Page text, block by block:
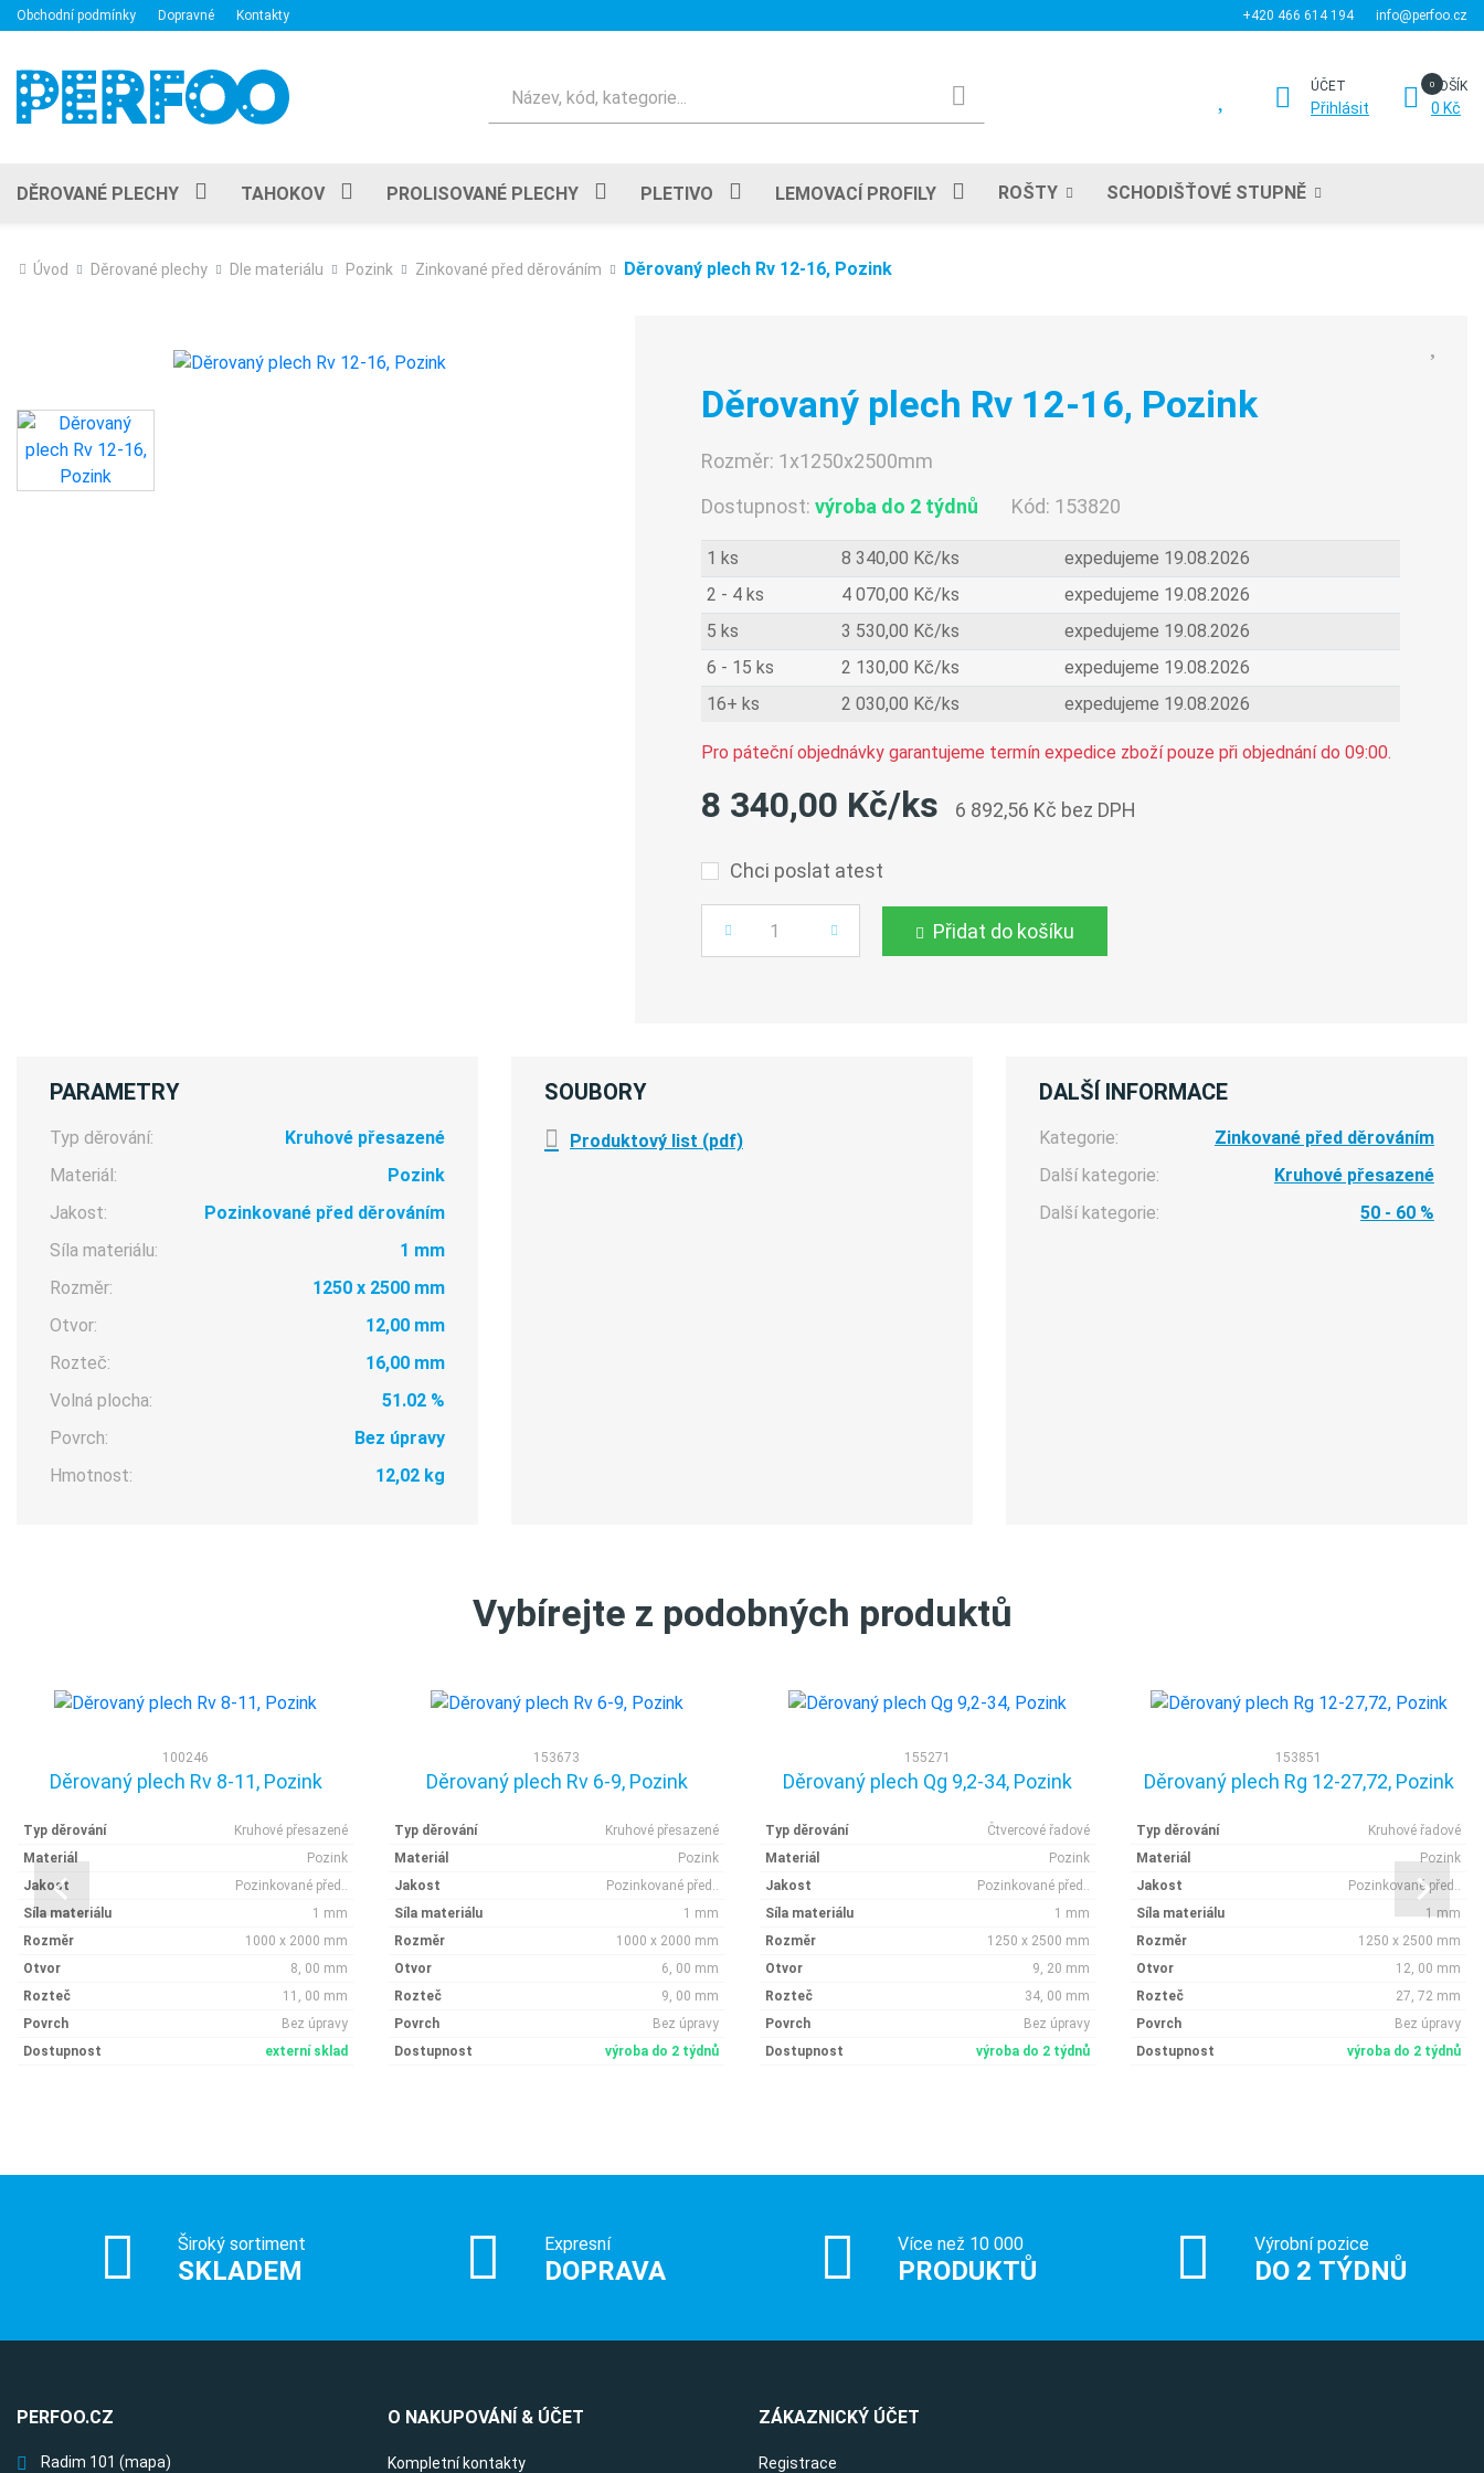
Obchodní podmínky Dopravné Kontakty +420 466 614 194 info@perfoo.cz
ÚČET
Přihlásit
KOŠÍK
0 Kč
DĚROVANÉ PLECHY TAHOKOV PROLISOVANÉ PLECHY PLETIVO LEMOVACÍ PROFILY ROŠTY SCHODIŠŤOVÉ STUPNĚ
Úvod Děrované plechy Dle materiálu Pozink Zinkované před děrováním Děrovaný plech Rv 12-16, Pozink
Děrovaný plech Rv 12-16, Pozink
Rozměr: 1x1250x2500mm
Dostupnost: výroba do 2 týdnů Kód: 153820
1 ks 8 340,00 Kč/ks
expedujeme 19.08.2026
2 - 4 ks
4 070,00 Kč/ks
expedujeme 19.08.2026
5 ks
3 530,00 Kč/ks
expedujeme 19.08.2026
6 - 15 ks
2 130,00 Kč/ks
expedujeme 19.08.2026
16+ ks
2 030,00 Kč/ks expedujeme 19.08.2026
Pro páteční objednávky garantujeme termín expedice zboží pouze při objednání do 09:00.
8 340,00 Kč/ks 6 892,56 Kč bez DPH
Chci poslat atest
Počet Přidat do košíku
PARAMETRY
Typ děrování:
Kruhové přesazené
Materiál:
Pozink
Jakost:
Pozinkované před děrováním
Síla materiálu:
1 mm
Rozměr:
1250 x 2500 mm
Otvor:
12,00 mm
Rozteč:
16,00 mm
Volná plocha:
51.02 %
Povrch:
Bez úpravy
Hmotnost:
12,02 kg
SOUBORY
Produktový list (pdf)
DALŠÍ INFORMACE
Kategorie:
Zinkované před děrováním
Další kategorie:
Kruhové přesazené
Další kategorie:
50 - 60 %
Vybírejte z podobných produktů
100246
Děrovaný plech Rv 8-11, Pozink
Typ děrování
Kruhové přesazené
Materiál
Pozink
Jakost
Pozinkované před..
Síla materiálu
1 mm
Rozměr
1000 x 2000 mm
Otvor
8, 00 mm
Rozteč
11, 00 mm
Povrch
Bez úpravy
Dostupnost
externí sklad
153673
Děrovaný plech Rv 6-9, Pozink
Typ děrování
Kruhové přesazené
Materiál
Pozink
Jakost
Pozinkované před..
Síla materiálu
1 mm
Rozměr
1000 x 2000 mm
Otvor
6, 00 mm
Rozteč
9, 00 mm
Povrch
Bez úpravy
Dostupnost
výroba do 2 týdnů
155271
Děrovaný plech Qg 9,2-34, Pozink
Typ děrování
Čtvercové řadové
Materiál
Pozink
Jakost
Pozinkované před..
Síla materiálu
1 mm
Rozměr
1250 x 2500 mm
Otvor
9, 20 mm
Rozteč
34, 00 mm
Povrch
Bez úpravy
Dostupnost
výroba do 2 týdnů
153851
Děrovaný plech Rg 12-27,72, Pozink
Typ děrování
Kruhové řadové
Materiál
Pozink
Jakost
Pozinkované před..
Síla materiálu
1 mm
Rozměr
1250 x 2500 mm
Otvor
12, 00 mm
Rozteč
27, 72 mm
Povrch
Bez úpravy
Dostupnost
výroba do 2 týdnů
Široký sortiment
SKLADEM
Expresní
DOPRAVA
Více než 10 000
PRODUKTŮ
Výrobní pozice
DO 2 TÝDNŮ
PERFOO.CZ
Radim 101 (mapa)
O NAKUPOVÁNÍ & ÚČET
Kompletní kontakty
ZÁKAZNICKÝ ÚČET
Registrace